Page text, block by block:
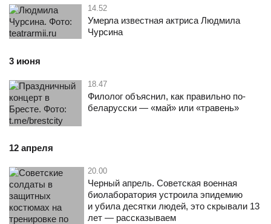
Умерла известная актриса Людмила
Чурсина
14.52
3 июня
Филолог объяснил, как правильно по-
беларусски — «май» или «травень»
18.47
12 апреля
Черный апрель. Советская военная
биолаборатория устроила эпидемию
и убила десятки людей, это скрывали 13
лет — рассказываем
20.00